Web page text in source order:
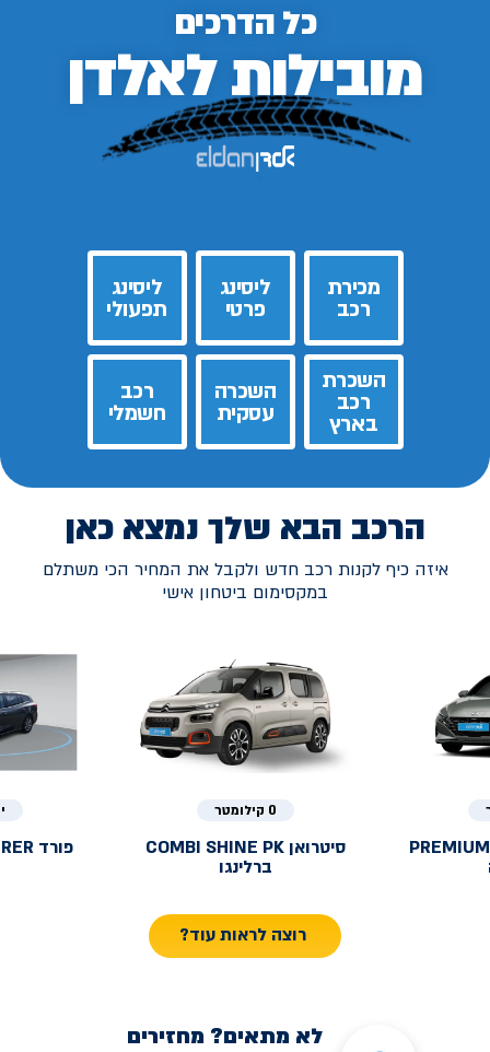
כל הדרכים
מובילות לאלדן
מכירת
רכב
ליסינג
פרטי
ליסינג
תפעולי
השכרת
רכב
בארץ
השכרה
עסקית
רכב
חשמלי
הרכב הבא שלך נמצא כאן
איזה כיף לקנות רכב חדש ולקבל את המחיר הכי משתלם
במקסימום ביטחון אישי
0 קילומטר
סיטרואן COMBI SHINE PK
ברלינגו
פורד
רוצה לראות עוד?
לא מתאים? מחזירים